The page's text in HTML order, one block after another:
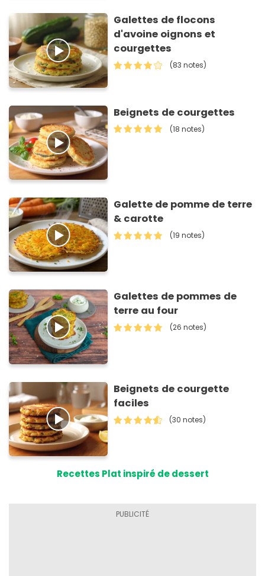
Galettes de flocons
d'avoine oignons et
courgettes
(83 notes)
Beignets de courgettes
(18 notes)
Galette de pomme de terre
& carotte
(19 notes)
Galettes de pommes de
terre au four
(26 notes)
Beignets de courgette
faciles
(30 notes)
Recettes Plat inspiré de dessert